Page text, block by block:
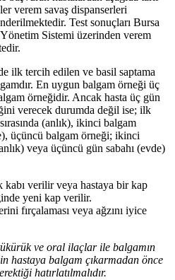
verem savaş dispanserleri
Test sonuçları Bursa
Sistemi üzerinden verem
ilk tercih edilen ve basil saptama
En uygun balgam örneği üç
örneğidir. Ancak hasta üç gün
verecek durumda değil ise; ilk
(anlık), ikinci balgam
üçüncü balgam örneği; ikinci
veya üçüncü gün sabahı (evde)
kabı verilir veya hastaya bir kap
yeni kap verilir.
fırçalaması veya ağzını iyice
ve oral ilaçlar ile balgamın
hastaya balgam çıkarmadan önce
hatırlatılmalıdır.